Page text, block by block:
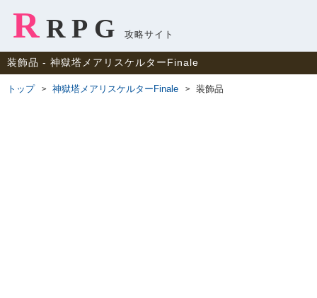
R RPG 攻略サイト
装飾品 ‐ 神獄塔メアリスケルターFinale
トップ 神獄塔メアリスケルターFinale 装飾品